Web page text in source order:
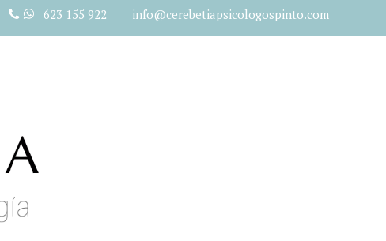
623 155 922 info@cerebetiapsicologospinto.com